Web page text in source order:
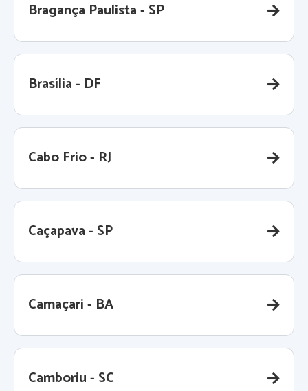
Bragança Paulista - SP
Brasília - DF
Cabo Frio - RJ
Caçapava - SP
Camaçari - BA
Camboriu - SC